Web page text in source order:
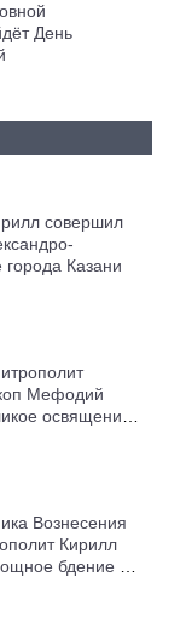
День
совершил
Казани
Мефодий
освящение
Вознесения
Кирилл
бдение в